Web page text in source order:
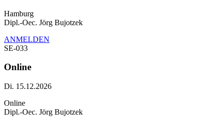
Hamburg
Dipl.-Oec. Jörg Bujotzek
ANMELDEN
SE-033
Online
Di. 15.12.2026
Online
Dipl.-Oec. Jörg Bujotzek